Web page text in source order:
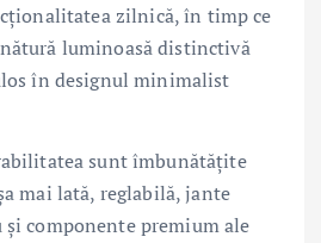
zilnică, în timp ce
luminoasă distinctivă
în designul minimalist
sunt îmbunătățite
mai lată, reglabilă, jante
componente premium ale